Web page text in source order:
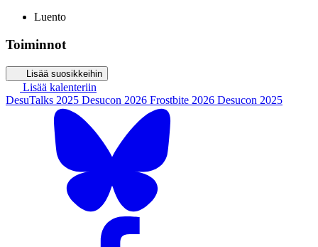
Luento
Toiminnot
Lisää suosikkeihin
Lisää kalenteriin
DesuTalks 2025 Desucon 2026 Frostbite 2026 Desucon 2025